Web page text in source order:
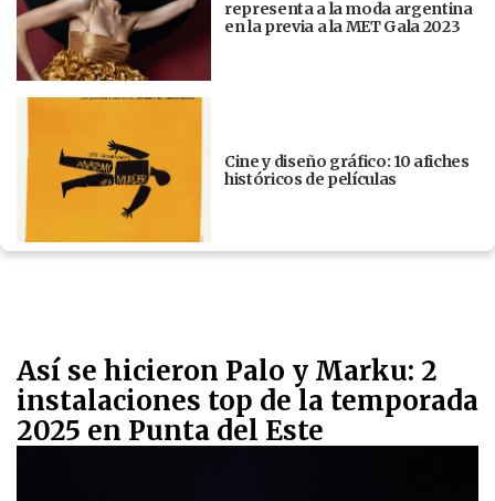
representa a la moda argentina
en la previa a la MET Gala 2023
Cine y diseño gráfico: 10 afiches
históricos de películas
Así se hicieron Palo y Marku: 2
instalaciones top de la temporada
2025 en Punta del Este